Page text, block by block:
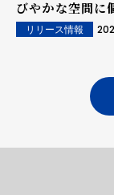
びやかな空間に
9人が佇む、シッ
ティスト写真も公
リリース情報